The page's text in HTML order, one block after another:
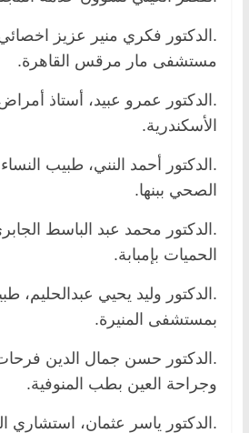
.الدكتور فكري منير عزيز
مستشفى مار مرقس القاهرة.
.الدكتور عمرو عبيد، أستاذ
الأسكندرية.
.الدكتور أحمد النني، طبيب النساء
الصحي ببنها.
.الدكتور محمد عبد الباسط
الحميات بإمبابة.
.الدكتور وليد يحيي عبدالحليم،
بمستشفى المنيرة.
.الدكتور حسن جمال الدين
وجراحة العين بطب المنوفية.
.الدكتور ياسر عثمان، استشاري